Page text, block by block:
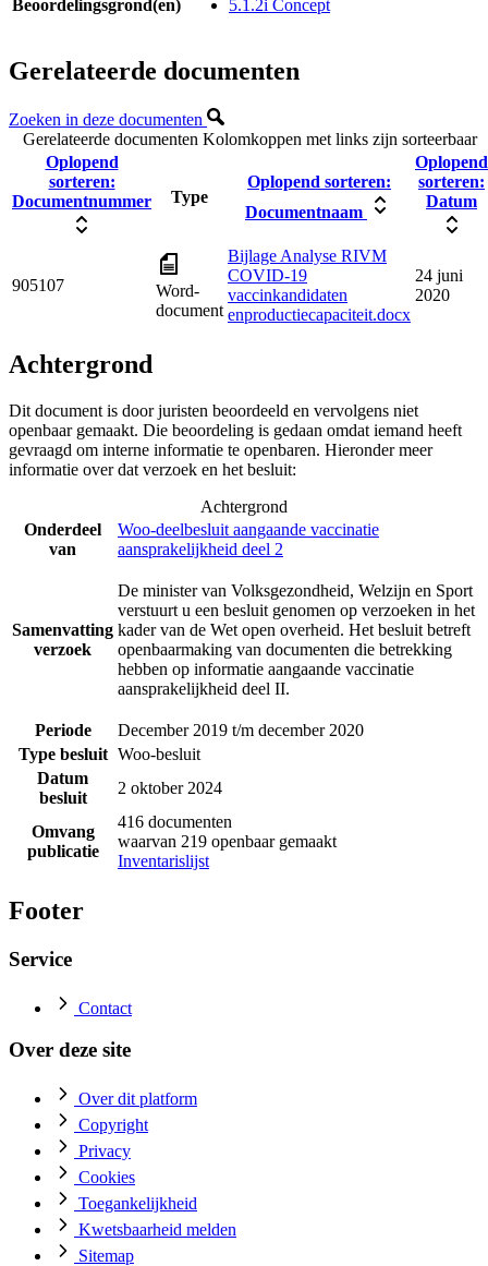
Beoordelingsgrond(en) 5.1.2i Concept
Gerelateerde documenten
Zoeken in deze documenten
Gerelateerde documenten Kolomkoppen met links zijn sorteerbaar
Oplopend
sorteren:
Documentnummer
Type
Oplopend sorteren:
Documentnaam
Oplopend
sorteren:
Datum
905107
Word-
document
Bijlage Analyse RIVM
COVID-19
vaccinkandidaten
enproductiecapaciteit.docx
24 juni
2020
Achtergrond
Dit document is door juristen beoordeeld en vervolgens niet
openbaar gemaakt. Die beoordeling is gedaan omdat iemand heeft
gevraagd om interne informatie te openbaren. Hieronder meer
informatie over dat verzoek en het besluit:
Achtergrond
Onderdeel
van
Woo-deelbesluit aangaande vaccinatie
aansprakelijkheid deel 2
Samenvatting
verzoek
De minister van Volksgezondheid, Welzijn en Sport
verstuurt u een besluit genomen op verzoeken in het
kader van de Wet open overheid. Het besluit betreft
openbaarmaking van documenten die betrekking
hebben op informatie aangaande vaccinatie
aansprakelijkheid deel II.
Periode
December 2019 t/m december 2020
Type besluit Woo-besluit
Datum
besluit
2 oktober 2024
Omvang
publicatie
416 documenten
waarvan 219 openbaar gemaakt
Inventarislijst
Footer
Service
Contact
Over deze site
Over dit platform
Copyright
Privacy
Cookies
Toegankelijkheid
Kwetsbaarheid melden
Sitemap